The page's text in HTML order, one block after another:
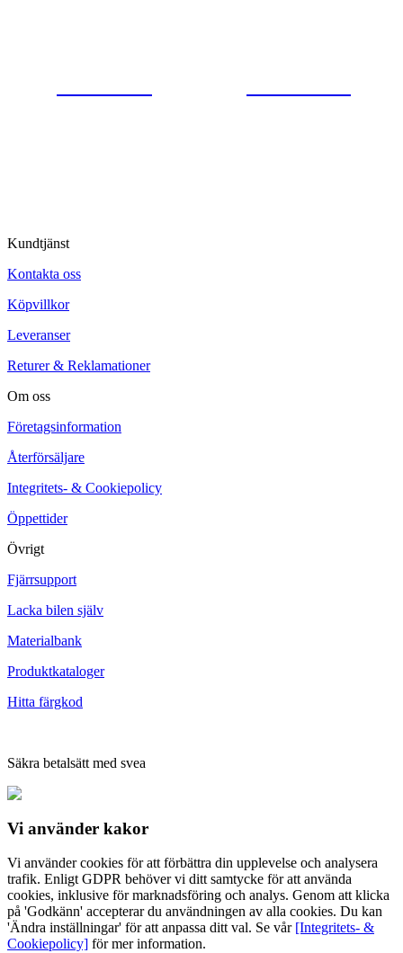
Kundtjänst
Kontakta oss
Köpvillkor
Leveranser
Returer & Reklamationer
Om oss
Företagsinformation
Återförsäljare
Integritets- & Cookiepolicy
Öppettider
Övrigt
Fjärrsupport
Lacka bilen själv
Materialbank
Produktkataloger
Hitta färgkod
Säkra betalsätt med svea
Vi använder kakor
Vi använder cookies för att förbättra din upplevelse och analysera
trafik. Enligt GDPR behöver vi ditt samtycke för att använda
cookies, inklusive för marknadsföring och analys. Genom att klicka
på 'Godkänn' accepterar du användningen av alla cookies. Du kan
'Ändra inställningar' för att anpassa ditt val. Se vår [Integritets- &
Cookiepolicy] för mer information.